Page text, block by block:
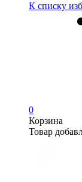
К списку
0
Корзина
Товар